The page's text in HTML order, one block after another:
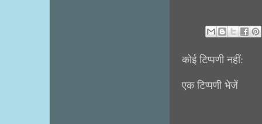
कोई टिप्पणी नहीं:
एक टिप्पणी भेजें